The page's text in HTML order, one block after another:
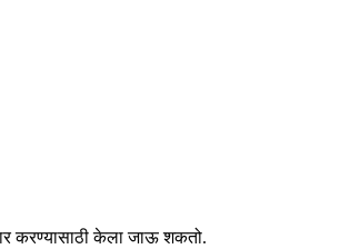
करण्यासाठी केला जाऊ शकतो.